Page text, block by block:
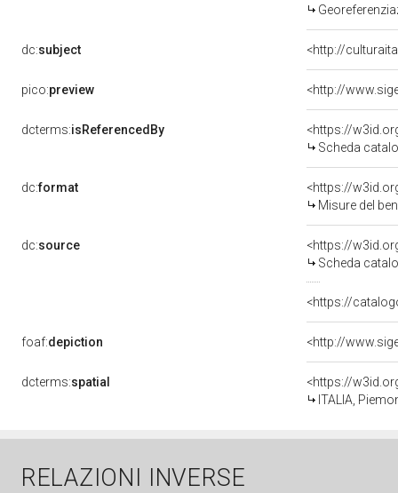
dc:subject <http://
pico:preview
dcterms:isReferencedBy
<https://
Scheda
dc:format
<https://
Misure del
dc:source
<https://
Scheda
<https://
foaf:depiction
dcterms:spatial
<https://
ITALIA,
RELAZIONI INVERSE